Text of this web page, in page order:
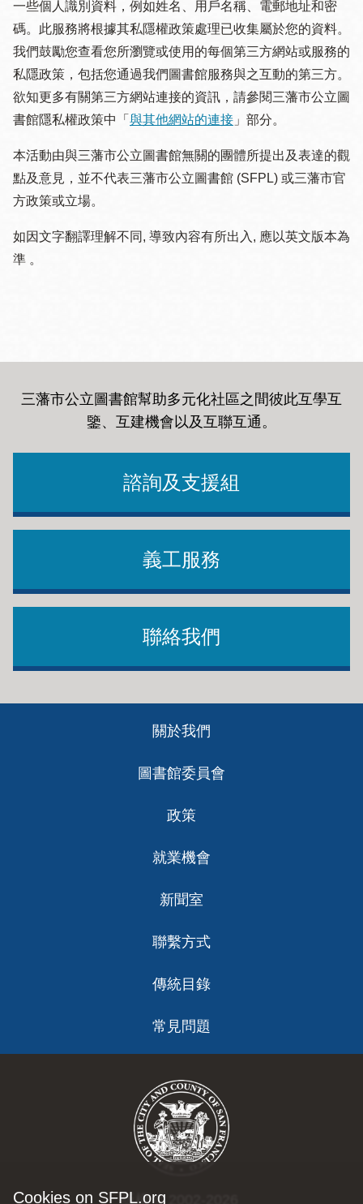
Cookies on SFPL.org
一些個人識別資料，例如姓名、用戶名稱、電郵地址和密
碼。此服務將根據其私隱權政策處理已收集屬於您的資料。
我們鼓勵您查看您所瀏覽或使用的每個第三方網站或服務的
私隱政策，包括您通過我們圖書館服務與之互動的第三方。
欲知更多有關第三方網站連接的資訊，請參閱三藩市公立圖
書館隱私權政策中「 與其他網站的連接 」部分。
本活動由與三藩市公立圖書館無關的團體所提出及表達的觀
點及意見，並不代表三藩市公立圖書館 (SFPL) 或三藩市官
方政策或立場。
如因文字翻譯理解不同, 導致內容有所出入, 應以英文版本為
準 。
三藩市公立圖書館幫助多元化社區之間彼此互學互
鑒、互建機會以及互聯互通。
諮詢及支援組
義工服務
聯絡我們
關於我們
圖書館委員會
政策
就業機會
新聞室
聯繫方式
傳統目錄
常見問題
版權 © 2002-2026